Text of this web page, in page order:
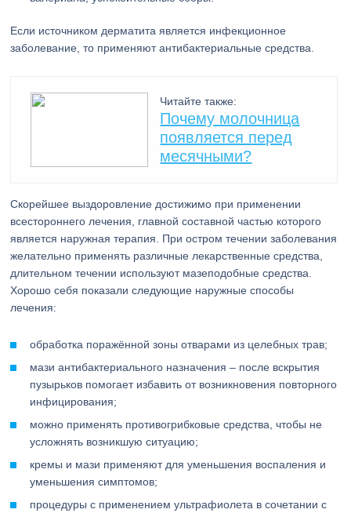
Если источником дерматита является инфекционное
заболевание, то применяют антибактериальные средства.
Читайте также:
Почему молочница
появляется перед
месячными?
Скорейшее выздоровление достижимо при применении
всестороннего лечения, главной составной частью которого
является наружная терапия. При остром течении заболевания
желательно применять различные лекарственные средства,
длительном течении используют мазеподобные средства.
Хорошо себя показали следующие наружные способы
лечения:
обработка поражённой зоны отварами из целебных трав;
мази антибактериального назначения – после вскрытия
пузырьков помогает избавить от возникновения повторного
инфицирования;
можно применять противогрибковые средства, чтобы не
усложнять возникшую ситуацию;
кремы и мази применяют для уменьшения воспаления и
уменьшения симптомов;
процедуры с применением ультрафиолета в сочетании с